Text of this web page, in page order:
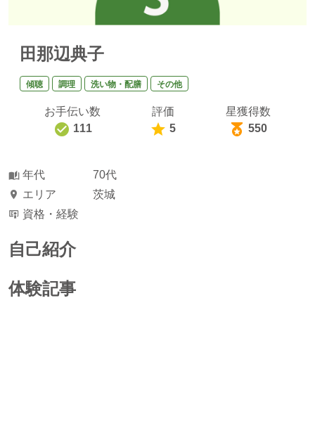
田那辺典子
傾聴 調理 洗い物・配膳 その他
お手伝い数
111
評価
5
星獲得数
550
年代
70代
エリア
茨城
資格・経験
自己紹介
体験記事